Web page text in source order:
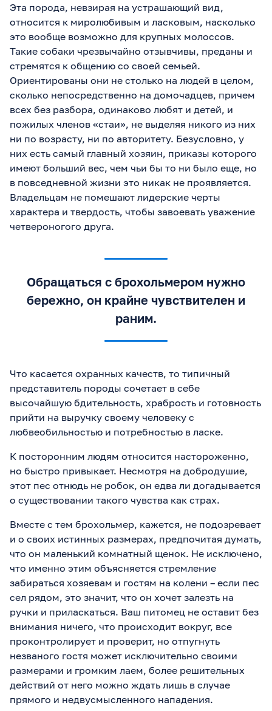
Эта порода, невзирая на устрашающий вид,
относится к миролюбивым и ласковым, насколько
это вообще возможно для крупных молоссов.
Такие собаки чрезвычайно отзывчивы, преданы и
стремятся к общению со своей семьей.
Ориентированы они не столько на людей в целом,
сколько непосредственно на домочадцев, причем
всех без разбора, одинаково любят и детей, и
пожилых членов «стаи», не выделяя никого из них
ни по возрасту, ни по авторитету. Безусловно, у
них есть самый главный хозяин, приказы которого
имеют больший вес, чем чьи бы то ни было еще, но
в повседневной жизни это никак не проявляется.
Владельцам не помешают лидерские черты
характера и твердость, чтобы завоевать уважение
четвероногого друга.
Обращаться с брохольмером нужно
бережно, он крайне чувствителен и
раним.
Что касается охранных качеств, то типичный
представитель породы сочетает в себе
высочайшую бдительность, храбрость и готовность
прийти на выручку своему человеку с
любвеобильностью и потребностью в ласке.
К посторонним людям относится настороженно,
но быстро привыкает. Несмотря на добродушие,
этот пес отнюдь не робок, он едва ли догадывается
о существовании такого чувства как страх.
Вместе с тем брохольмер, кажется, не подозревает
и о своих истинных размерах, предпочитая думать,
что он маленький комнатный щенок. Не исключено,
что именно этим объясняется стремление
забираться хозяевам и гостям на колени – если пес
сел рядом, это значит, что он хочет залезть на
ручки и приласкаться. Ваш питомец не оставит без
внимания ничего, что происходит вокруг, все
проконтролирует и проверит, но отпугнуть
незваного гостя может исключительно своими
размерами и громким лаем, более решительных
действий от него можно ждать лишь в случае
прямого и недвусмысленного нападения.